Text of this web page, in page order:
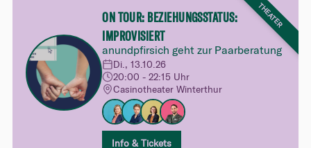
THEATER
ON TOUR: BEZIEHUNGSSTATUS:
IMPROVISIERT
anundpfirsich geht zur Paarberatung
Di., 13.10.26
20:00 - 22:15 Uhr
Casinotheater Winterthur
Info & Tickets